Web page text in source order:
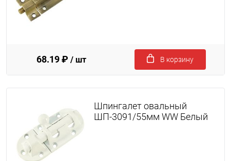
68.19 ₽ / шт В корзину
Шпингалет овальный
ШП-3091/55мм WW Белый